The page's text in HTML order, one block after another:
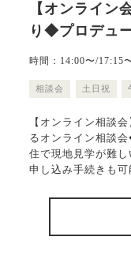
【オンライン
り◆プロデュ
時間：14:00〜/17:15
相談会 土日祝
【オンライン相談
るオンライン相談
住で現地見学が難
申し込み手続きも